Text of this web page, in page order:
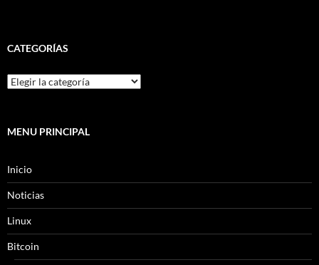
CATEGORÍAS
MENU PRINCIPAL
Inicio
Noticias
Linux
Bitcoin